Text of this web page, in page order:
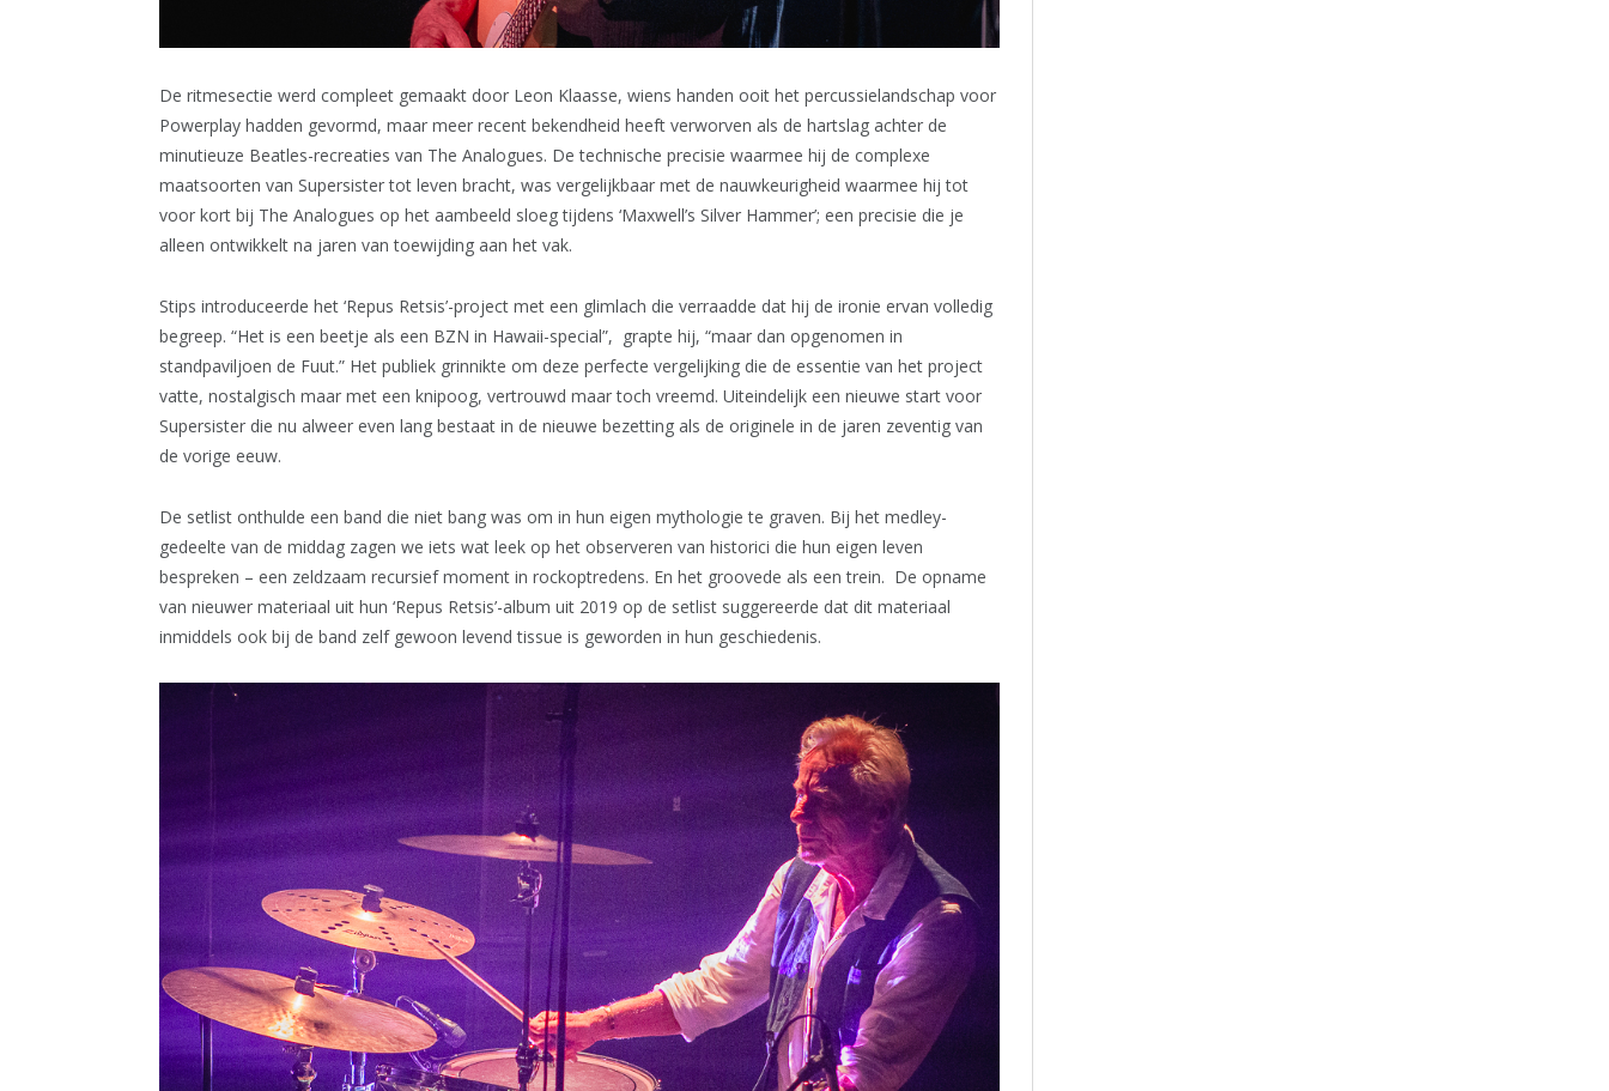
De ritmesectie werd compleet gemaakt door Leon Klaasse, wiens handen ooit het percussielandschap voor
Powerplay hadden gevormd, maar meer recent bekendheid heeft verworven als de hartslag achter de
minutieuze Beatles-recreaties van The Analogues. De technische precisie waarmee hij de complexe
maatsoorten van Supersister tot leven bracht, was vergelijkbaar met de nauwkeurigheid waarmee hij tot
voor kort bij The Analogues op het aambeeld sloeg tijdens ‘Maxwell’s Silver Hammer’; een precisie die je
alleen ontwikkelt na jaren van toewijding aan het vak.
Stips introduceerde het ‘Repus Retsis’-project met een glimlach die verraadde dat hij de ironie ervan volledig
begreep. “Het is een beetje als een BZN in Hawaii-special”, grapte hij, “maar dan opgenomen in
standpaviljoen de Fuut.” Het publiek grinnikte om deze perfecte vergelijking die de essentie van het project
vatte, nostalgisch maar met een knipoog, vertrouwd maar toch vreemd. Uiteindelijk een nieuwe start voor
Supersister die nu alweer even lang bestaat in de nieuwe bezetting als de originele in de jaren zeventig van
de vorige eeuw.
De setlist onthulde een band die niet bang was om in hun eigen mythologie te graven. Bij het medley-
gedeelte van de middag zagen we iets wat leek op het observeren van historici die hun eigen leven
bespreken – een zeldzaam recursief moment in rockoptredens. En het groovede als een trein. De opname
van nieuwer materiaal uit hun ‘Repus Retsis’-album uit 2019 op de setlist suggereerde dat dit materiaal
inmiddels ook bij de band zelf gewoon levend tissue is geworden in hun geschiedenis.